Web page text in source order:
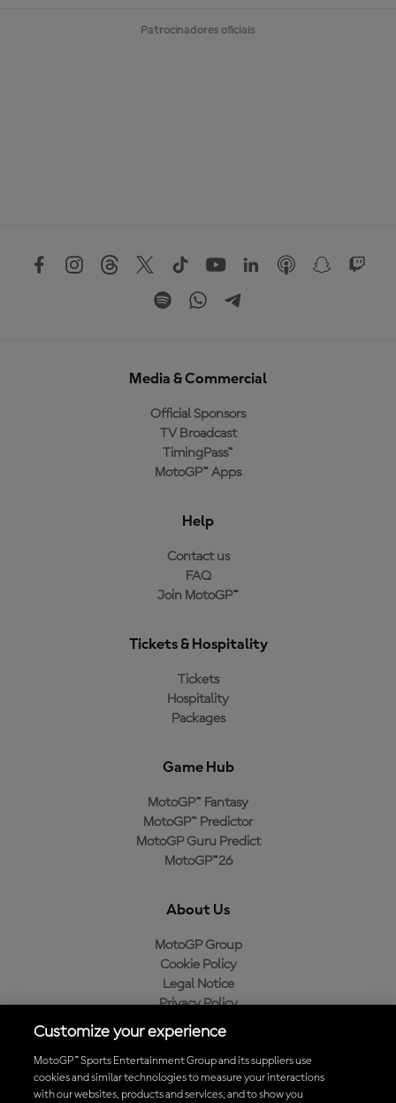
Patrocinadores oficiais
Media & Commercial
Official Sponsors
TV Broadcast
TimingPass™
MotoGP™ Apps
Help
Contact us
FAQ
Join MotoGP™
Tickets & Hospitality
Tickets
Hospitality
Packages
Game Hub
MotoGP™ Fantasy
MotoGP™ Predictor
MotoGP Guru Predict
MotoGP™26
About Us
MotoGP Group
Cookie Policy
Legal Notice
Privacy Policy
Purchase Policy
Baixe o aplicativo oficial da MotoGP™
Customize your experience
MotoGP™ Sports Entertainment Group and its suppliers use
cookies and similar technologies to measure your interactions
with our websites, products and services, and to show you